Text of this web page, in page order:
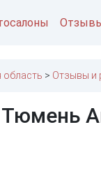
Отзывы и